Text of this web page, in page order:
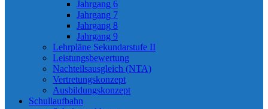
Jahrgang 6
Jahrgang 7
Jahrgang 8
Jahrgang 9
Lehrpläne Sekundarstufe II
Leistungsbewertung
Nachteilsausgleich (NTA)
Vertretungskonzept
Ausbildungskonzept
Schullaufbahn